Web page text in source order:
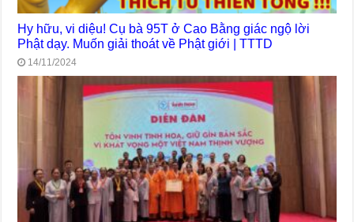
Hy hữu, vi diệu! Cụ bà 95T ở Cao Bằng giác ngộ lời
Phật dạy. Muốn giải thoát về Phật giới | TTTD
14/11/2024